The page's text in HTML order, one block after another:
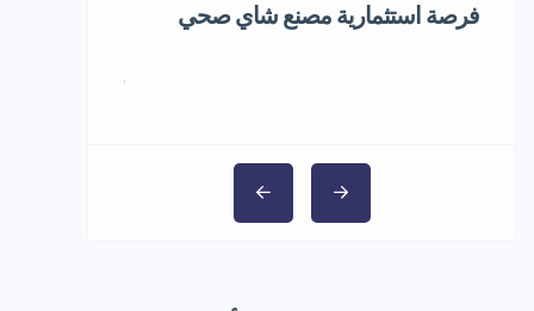
فرصة استثمارية مصنع شاي صحي